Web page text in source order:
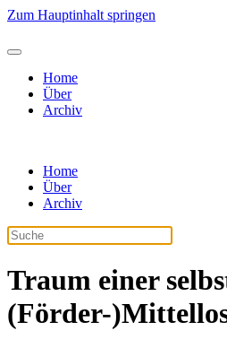
Zum Hauptinhalt springen
Home
Über
Archiv
Home
Über
Archiv
Traum einer
(Förder-